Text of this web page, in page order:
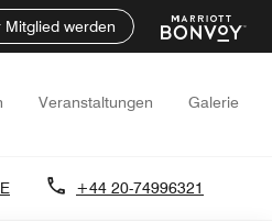
werden
Veranstaltungen Galerie
+44 20-74996321